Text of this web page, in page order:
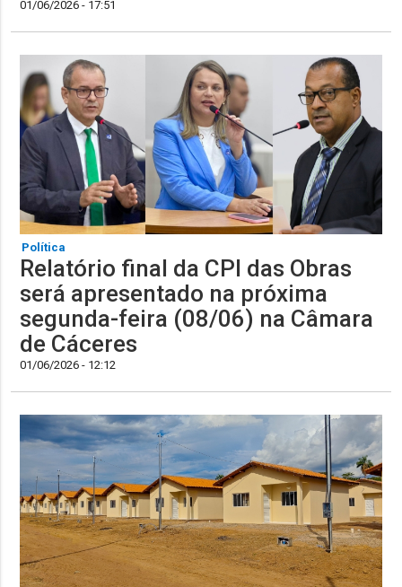
01/06/2026 - 17:51
Política
Relatório final da CPI das Obras
será apresentado na próxima
segunda-feira (08/06) na Câmara
de Cáceres
01/06/2026 - 12:12